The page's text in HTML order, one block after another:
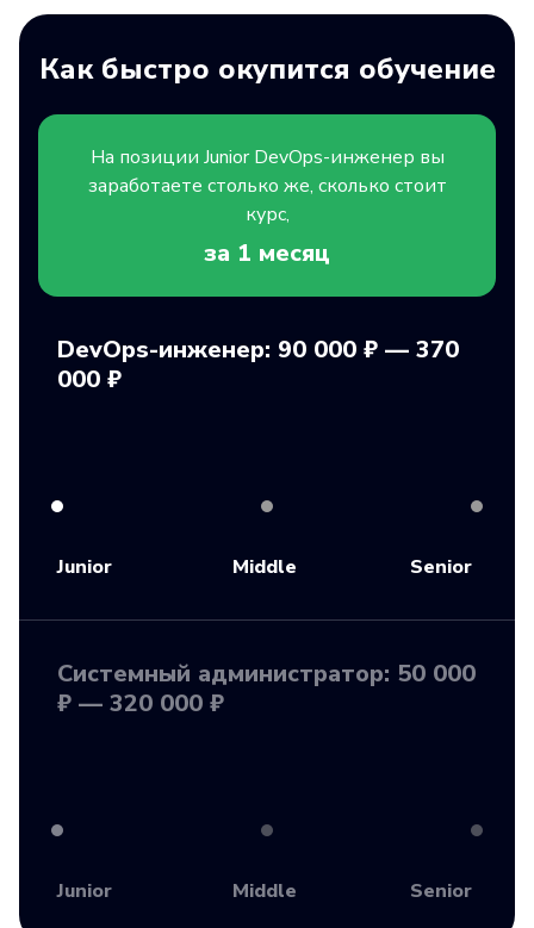
Как быстро окупится обучение
На позиции JuniorDevOps-инженер вы
заработаете столько же, сколько стоит
курс,
за 1 месяц
DevOps-инженер: 90 000 ₽ — 370
000 ₽
Junior Middle Senior
Системный администратор: 50 000
₽ — 320 000 ₽
Junior Middle Senior